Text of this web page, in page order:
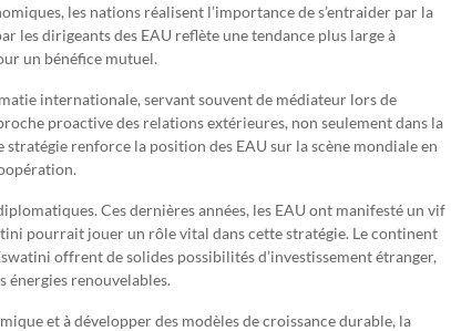
les nations réalisent l’importance de s’entraider par la
les dirigeants des EAU reflète une tendance plus large à
un bénéfice mutuel.
internationale, servant souvent de médiateur lors de
proactive des relations extérieures, non seulement dans la
renforce la position des EAU sur la scène mondiale en
Ces dernières années, les EAU ont manifesté un vif
pourrait jouer un rôle vital dans cette stratégie. Le continent
offrent de solides possibilités d’investissement étranger,
énergies renouvelables.
et à développer des modèles de croissance durable, la